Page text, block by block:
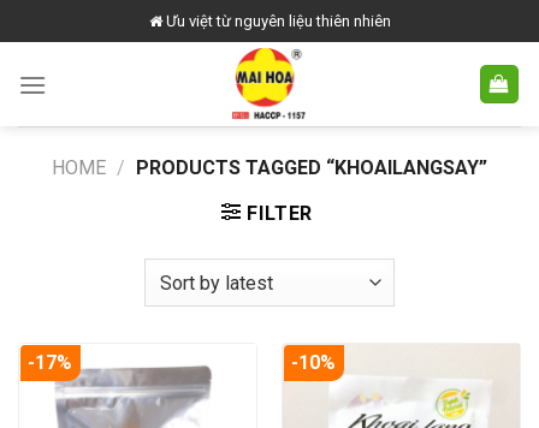
to
content
Ưu việt từ nguyên liệu thiên nhiên
HOME / PRODUCTS TAGGED “KHOAILANGSAY”
FILTER
-17% -10%